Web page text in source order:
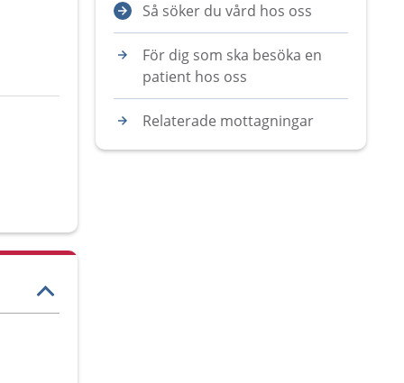
Så söker du vård hos oss
För dig som ska besöka en
patient hos oss
Relaterade mottagningar